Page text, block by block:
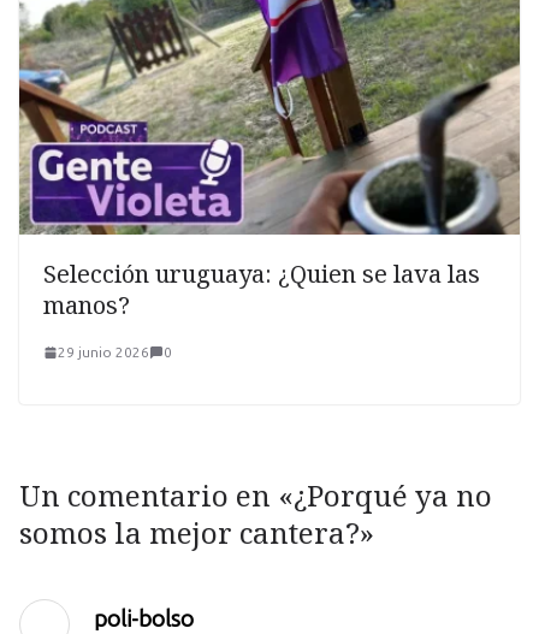
Selección uruguaya: ¿Quien se lava las
manos?
29 junio 2026 0
Un comentario en «¿Porqué ya no
somos la mejor cantera?»
poli-bolso